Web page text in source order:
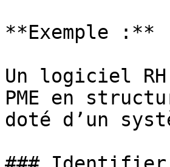
**Exemple :**
Un logiciel
PME en
doté d’un